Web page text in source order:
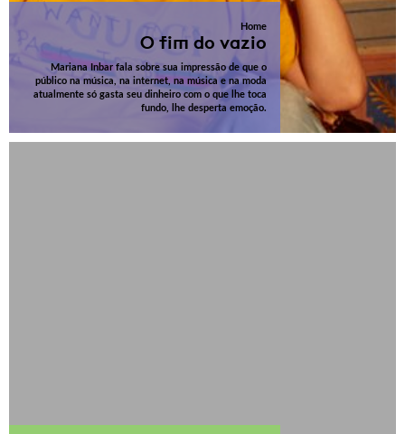
Home
O fim do vazio
Mariana Inbar fala sobre sua impressão de que o
público na música, na internet, na música e na moda
atualmente só gasta seu dinheiro com o que lhe toca
fundo, lhe desperta emoção.